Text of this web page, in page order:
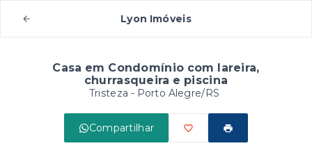
Lyon Imóveis
Casa em Condomínio com lareira,
churrasqueira e piscina
Tristeza - Porto Alegre/RS
Compartilhar